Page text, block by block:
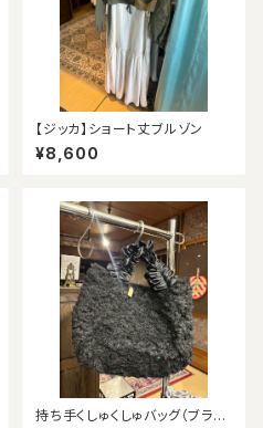
【ジッカ】ショート丈ブルゾン
¥8,600
持ち手くしゅくしゅバッグ（ブラッ